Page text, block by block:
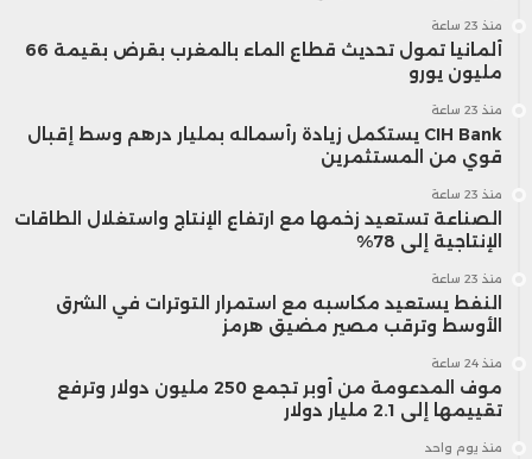
منذ 23 ساعة
ألمانيا تمول تحديث قطاع الماء بالمغرب بقرض بقيمة 66
مليون يورو
منذ 23 ساعة
CIH Bank يستكمل زيادة رأسماله بمليار درهم وسط إقبال
قوي من المستثمرين
منذ 23 ساعة
الصناعة تستعيد زخمها مع ارتفاع الإنتاج واستغلال الطاقات
الإنتاجية إلى 78%
منذ 23 ساعة
النفط يستعيد مكاسبه مع استمرار التوترات في الشرق
الأوسط وترقب مصير مضيق هرمز
منذ 24 ساعة
موف المدعومة من أوبر تجمع 250 مليون دولار وترفع
تقييمها إلى 2.1 مليار دولار
منذ يوم واحد